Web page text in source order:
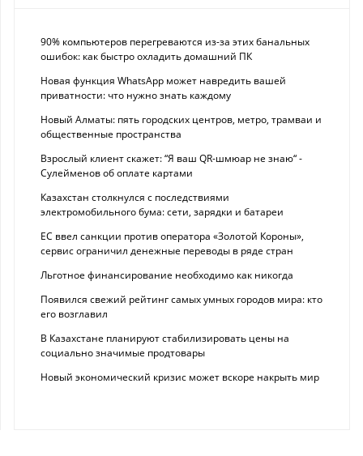
90% компьютеров перегреваются из-за этих банальных
ошибок: как быстро охладить домашний ПК
Новая функция WhatsApp может навредить вашей
приватности: что нужно знать каждому
Новый Алматы: пять городских центров, метро, трамваи и
общественные пространства
Взрослый клиент скажет: “Я ваш QR-шмюар не знаю“ -
Сулейменов об оплате картами
Казахстан столкнулся с последствиями
электромобильного бума: сети, зарядки и батареи
ЕС ввел санкции против оператора «Золотой Короны»,
сервис ограничил денежные переводы в ряде стран
Льготное финансирование необходимо как никогда
Появился свежий рейтинг самых умных городов мира: кто
его возглавил
В Казахстане планируют стабилизировать цены на
социально значимые продтовары
Новый экономический кризис может вскоре накрыть мир